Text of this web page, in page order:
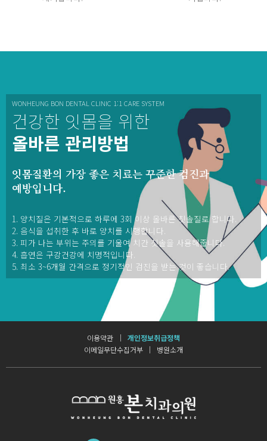
WONHEUNG BON DENTAL CLINIC 1:1 CARE SYSTEM
건강한 잇몸을 위한
올바른 관리방법
잇몸질환의 가장 좋은 치료는 꾸준한 검진과
예방입니다.
1. 양치질은 기본적으로 하루에 3회 이상 올바른 칫솔질로 합니다.
2. 음식을 섭취한 후 바로 양치를 시행합니다.
3. 피가 나는 부위는 주의를 기울여 치간 칫솔을 사용해줍니다.
4. 흡연은 구강건강에 치명적입니다.
5. 최소 3~6개월 간격으로 정기적인 검진을 받는 것이 좋습니다.
이용약관
개인정보취급정책
이메일무단수집거부
병원소개